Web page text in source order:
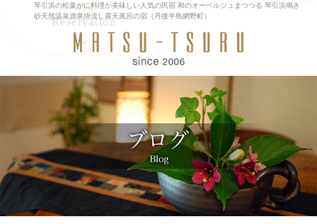
琴引浜の松葉がに料理が美味しい人気の民宿 和のオーベルジュまつつる 琴引浜鳴き
砂天然温泉源泉掛流し露天風呂の宿（丹後半島網野町）
MENU
トップページ
お料理
レストラン
天然温泉/館内
アクセス/観光
ブログ
English
Reservation